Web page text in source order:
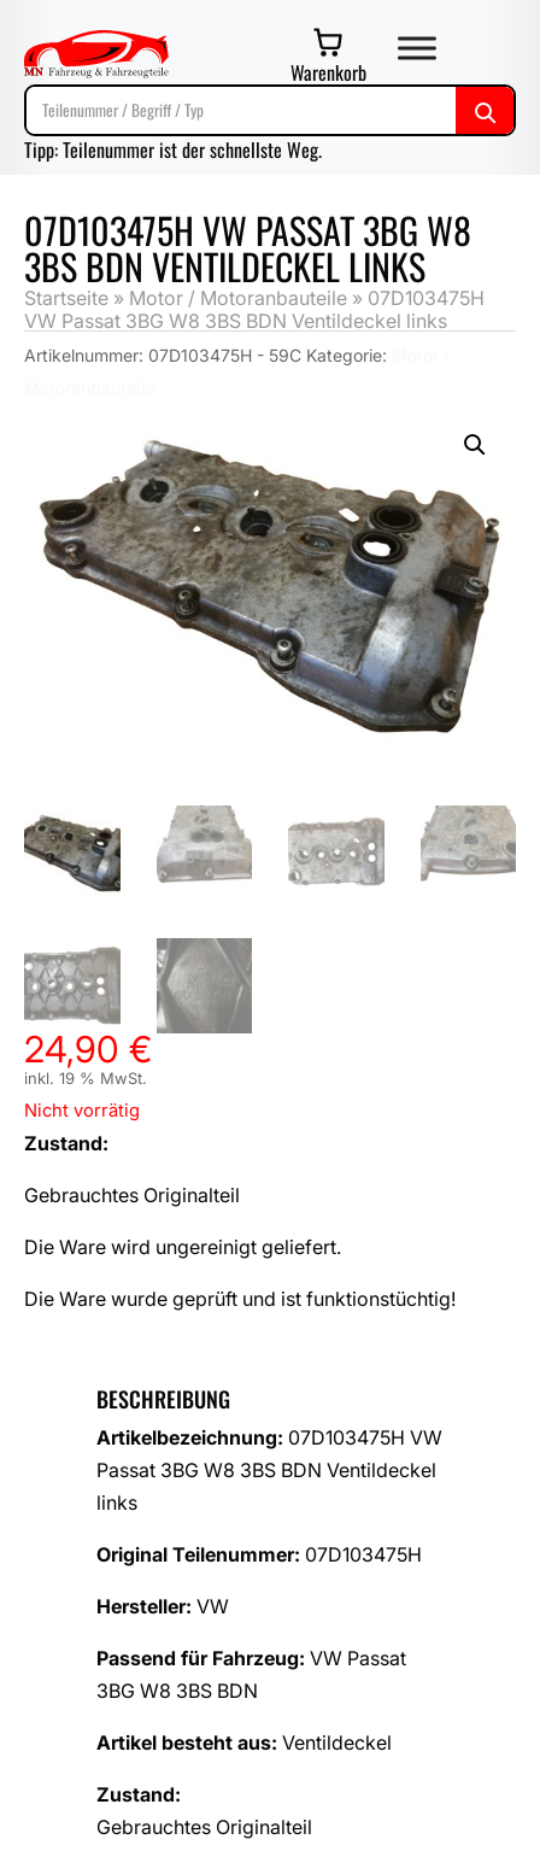
Warenkorb
Tipp: Teilenummer ist der schnellste Weg.
07D103475H VW PASSAT 3BG W8
3BS BDN VENTILDECKEL LINKS
Startseite » Motor / Motoranbauteile » 07D103475H
VW Passat 3BG W8 3BS BDN Ventildeckel links
Artikelnummer: 07D103475H - 59C Kategorie:
24,90 €
inkl. 19 % MwSt.
Nicht vorrätig
Zustand:
Gebrauchtes Originalteil
Die Ware wird ungereinigt geliefert.
Die Ware wurde geprüft und ist funktionstüchtig!
BESCHREIBUNG
Artikelbezeichnung: 07D103475H VW
Passat 3BG W8 3BS BDN Ventildeckel
links
Original Teilenummer: 07D103475H
Hersteller: VW
Passend für Fahrzeug: VW Passat
3BG W8 3BS BDN
Artikel besteht aus: Ventildeckel
Zustand:
Gebrauchtes Originalteil